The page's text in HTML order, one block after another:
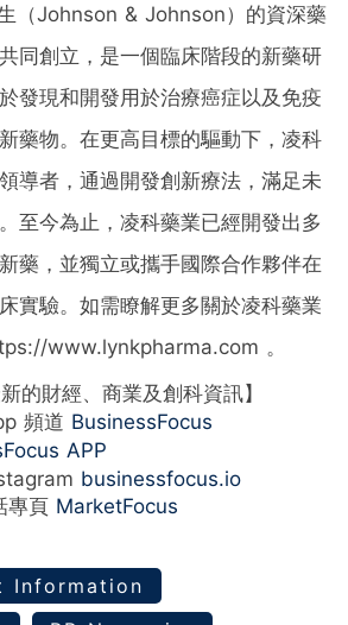
（Johnson & Johnson）的資深藥
同創立，是一個臨床階段的新藥研
發現和開發用於治療癌症以及免疫
藥物。在更高目標的驅動下，凌科
導者，通過開發創新療法，滿足未
至今為止，凌科藥業已經開發出多
藥，並獨立或攜手國際合作夥伴在
實驗。如需瞭解更多關於凌科藥業
www.lynkpharma.com 。
的財經、商業及創科資訊】
頻道 BusinessFocus
APP
businessfocus.io
專頁 MarketFocus
Information